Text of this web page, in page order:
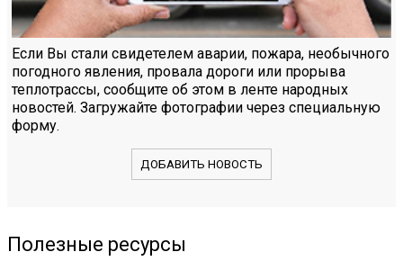
Если Вы стали свидетелем аварии, пожара, необычного
погодного явления, провала дороги или прорыва
теплотрассы, сообщите об этом в ленте народных
новостей. Загружайте фотографии через специальную
форму.
ДОБАВИТЬ НОВОСТЬ
Полезные ресурсы